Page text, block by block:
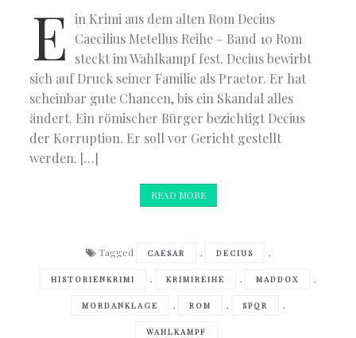
E in Krimi aus dem alten Rom Decius
Caecilius Metellus Reihe – Band 10 Rom
steckt im Wahlkampf fest. Decius bewirbt
sich auf Druck seiner Familie als Praetor. Er hat
scheinbar gute Chancen, bis ein Skandal alles
ändert. Ein römischer Bürger bezichtigt Decius
der Korruption. Er soll vor Gericht gestellt
werden. […]
READ MORE
Tagged CAESAR , DECIUS ,
HISTORIENKRIMI , KRIMIREIHE , MADDOX ,
MORDANKLAGE , ROM , SPQR ,
WAHLKAMPF